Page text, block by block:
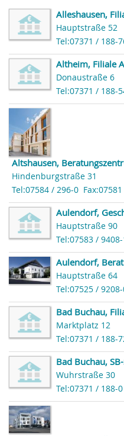
Alleshausen,
Hauptstraße 52
Tel:07371 / 188-
Altheim, Filiale
Donaustraße 6
Tel:07371 / 188-
Altshausen,
Hindenburgstraße 31
Tel:07584 / 296-0
Aulendorf,
Hauptstraße 90
Tel:07583 /
Aulendorf,
Hauptstraße 64
Tel:07525 /
Bad Buchau,
Marktplatz 12
Tel:07371 / 188-
Bad Buchau,
Wuhrstraße 30
Tel:07371 / 188-0